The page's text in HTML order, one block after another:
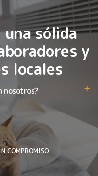
una sólida
y
locales
nosotros?
COMPROMISO